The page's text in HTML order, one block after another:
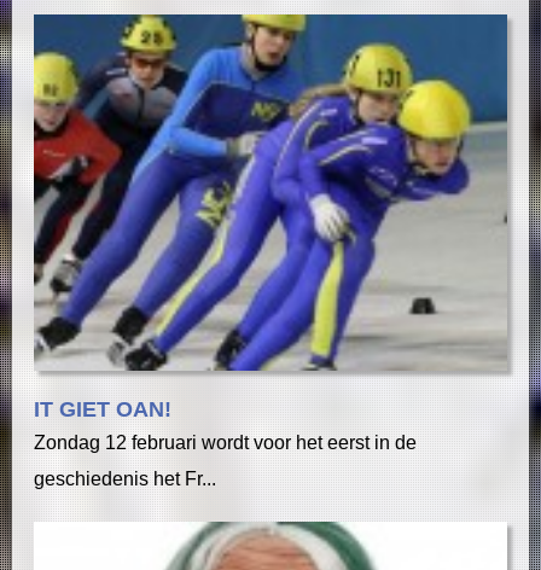
IT GIET OAN!
Zondag 12 februari wordt voor het eerst in de
geschiedenis het Fr...